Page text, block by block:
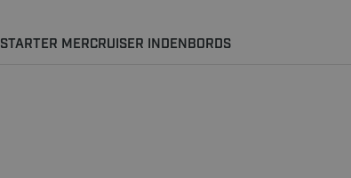
STARTER MERCRUISER INDENBORDS